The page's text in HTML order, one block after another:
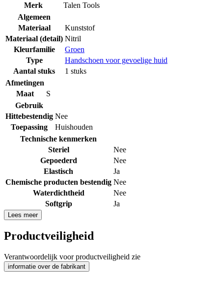
Merk
Talen Tools
Algemeen
Materiaal
Kunststof
Materiaal (detail) Nitril
Kleurfamilie
Groen
Type
Handschoen voor gevoelige huid
Aantal stuks
1 stuks
Afmetingen
Maat
S
Gebruik
Hittebestendig Nee
Toepassing
Huishouden
Technische kenmerken
Steriel
Nee
Gepoederd
Nee
Elastisch
Ja
Chemische producten bestendig Nee
Waterdichtheid
Nee
Softgrip
Ja
Lees meer
Productveiligheid
Verantwoordelijk voor productveiligheid zie
informatie over de fabrikant